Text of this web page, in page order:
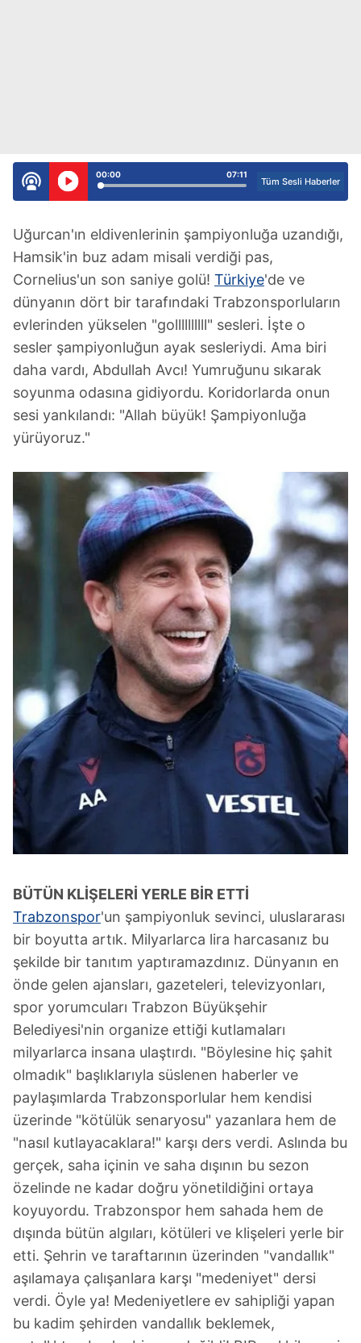
07:11
00:00
Tüm Sesli Haberler
Uğurcan'ın eldivenlerinin şampiyonluğa uzandığı,
Hamsik'in buz adam misali verdiği pas,
Cornelius'un son saniye golü! Türkiye'de ve
dünyanın dört bir tarafındaki Trabzonsporluların
evlerinden yükselen "gollllllllll" sesleri. İşte o
sesler şampiyonluğun ayak sesleriydi. Ama biri
daha vardı, Abdullah Avcı! Yumruğunu sıkarak
soyunma odasına gidiyordu. Koridorlarda onun
sesi yankılandı: "Allah büyük! Şampiyonluğa
yürüyoruz."
BÜTÜN KLİŞELERİ YERLE BİR ETTİ
Trabzonspor'un şampiyonluk sevinci, uluslararası
bir boyutta artık. Milyarlarca lira harcasanız bu
şekilde bir tanıtım yaptıramazdınız. Dünyanın en
önde gelen ajansları, gazeteleri, televizyonları,
spor yorumcuları Trabzon Büyükşehir
Belediyesi'nin organize ettiği kutlamaları
milyarlarca insana ulaştırdı. "Böylesine hiç şahit
olmadık" başlıklarıyla süslenen haberler ve
paylaşımlarda Trabzonsporlular hem kendisi
üzerinde "kötülük senaryosu" yazanlara hem de
"nasıl kutlayacaklara!" karşı ders verdi. Aslında bu
gerçek, saha içinin ve saha dışının bu sezon
özelinde ne kadar doğru yönetildiğini ortaya
koyuyordu. Trabzonspor hem sahada hem de
dışında bütün algıları, kötüleri ve klişeleri yerle bir
etti. Şehrin ve taraftarının üzerinden "vandallık"
aşılamaya çalışanlara karşı "medeniyet" dersi
verdi. Öyle ya! Medeniyetlere ev sahipliği yapan
bu kadim şehirden vandallık beklemek,